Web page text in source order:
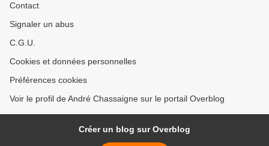
Contact
Signaler un abus
C.G.U.
Cookies et données personnelles
Préférences cookies
Voir le profil de André Chassaigne sur le portail Overblog
Créer un blog sur Overblog